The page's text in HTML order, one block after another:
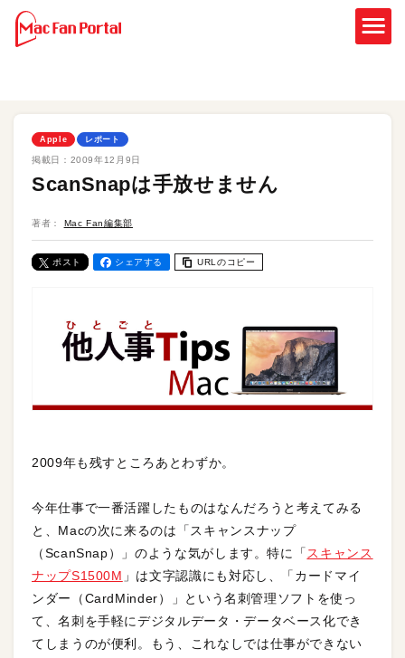
Apple レポート
掲載日： 2009年12月9日
ScanSnapは手放せません
著者： Mac Fan編集部
ポスト シェアする URLのコピー
2009年も残すところあとわずか。
今年仕事で一番活躍したものはなんだろうと考えてみる
と、Macの次に来るのは「スキャンスナップ
（ScanSnap）」のような気がします。特に「スキャンス
ナップS1500M 」は文字認識にも対応し、「カードマイ
ンダー（CardMinder）」という名刺管理ソフトを使っ
て、名刺を手軽にデジタルデータ・データベース化でき
てしまうのが便利。もう、これなしでは仕事ができない